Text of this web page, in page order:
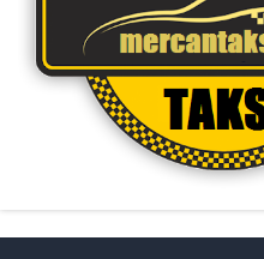
TAKSILERIMIZ
İLETIŞIM
HIZMET BÖLGELERIMIZ